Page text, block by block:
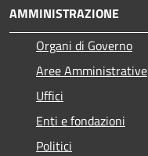
AMMINISTRAZIONE
Organi di Governo
Aree Amministrative
Uffici
Enti e fondazioni
Politici